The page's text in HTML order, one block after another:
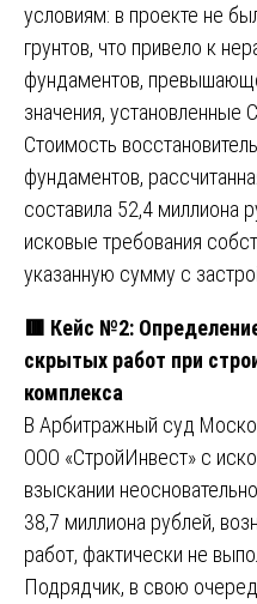
условиям: в проекте не
грунтов, что привело к
фундаментов,
значения, установленные
Стоимость
фундаментов,
составила 52,4 миллиона
исковые требования
указанную сумму с
🟥 Кейс №2:
скрытых работ при
комплекса
В Арбитражный суд
ООО «СтройИнвест» с
взыскании
38,7 миллиона рублей,
работ, фактически не
Подрядчик, в свою